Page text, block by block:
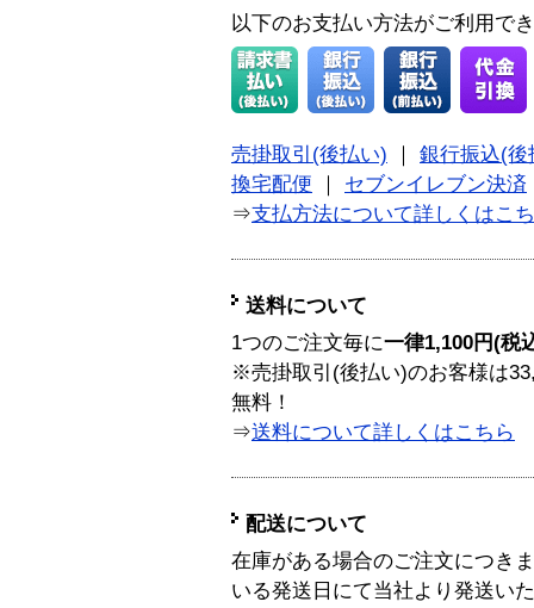
以下のお支払い方法がご利用で
売掛取引(後払い)
銀行振込(後
換宅配便
セブンイレブン決済
⇒支払方法について詳しくはこ
送料について
1つのご注文毎に一律1,100円(税
※売掛取引(後払い)のお客様は
無料！
⇒送料について詳しくはこちら
配送について
在庫がある場合のご注文につき
いる発送日にて当社より発送い